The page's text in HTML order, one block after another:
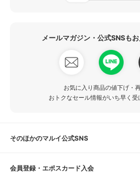
メールマガジン・公式SNSも
お気に入り商品の値下げ・
おトクなセール情報がいち早く受
そのほかのマルイ公式SNS
会員登録・エポスカード入会